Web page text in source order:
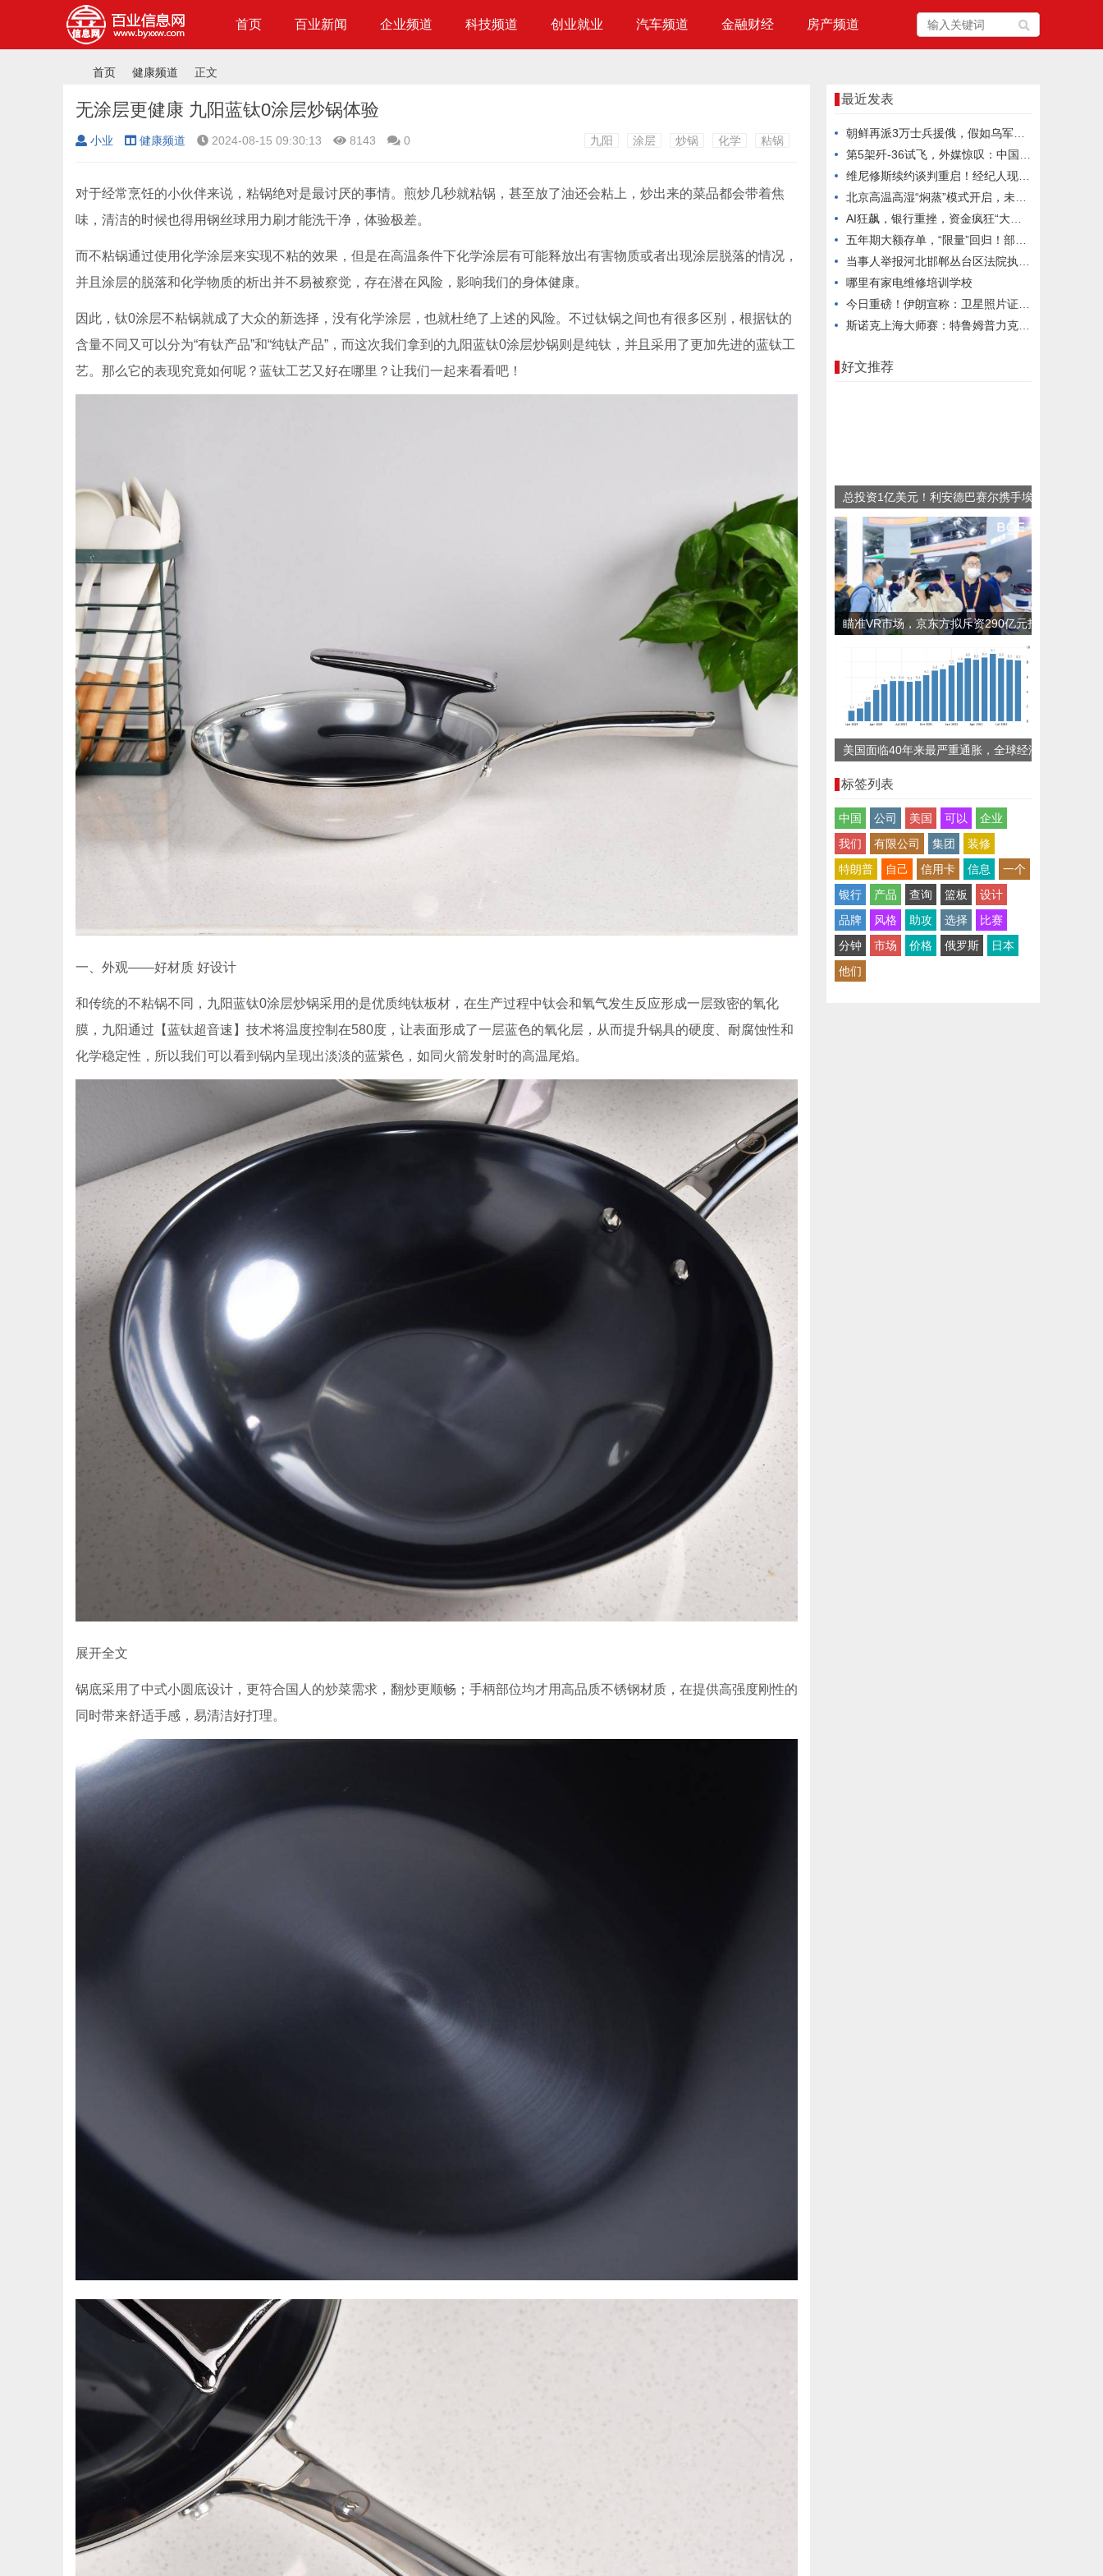
首页 百业新闻 企业频道 科技频道 创业就业 汽车频道 金融财经 房产频道
›
首页 健康频道
›
正文
无涂层更健康 九阳蓝钛0涂层炒锅体验
小业 健康频道 2024-08-15 09:30:13 8143 0 九阳 涂层 炒锅 化学 粘锅
对于经常烹饪的小伙伴来说，粘锅绝对是最讨厌的事情。煎炒几秒就粘锅，甚至放了油还会粘上，炒出来的菜品都会带着焦
味，清洁的时候也得用钢丝球用力刷才能洗干净，体验极差。
而不粘锅通过使用化学涂层来实现不粘的效果，但是在高温条件下化学涂层有可能释放出有害物质或者出现涂层脱落的情况，
并且涂层的脱落和化学物质的析出并不易被察觉，存在潜在风险，影响我们的身体健康。
因此，钛0涂层不粘锅就成了大众的新选择，没有化学涂层，也就杜绝了上述的风险。不过钛锅之间也有很多区别，根据钛的
含量不同又可以分为“有钛产品”和“纯钛产品”，而这次我们拿到的九阳蓝钛0涂层炒锅则是纯钛，并且采用了更加先进的蓝钛工
艺。那么它的表现究竟如何呢？蓝钛工艺又好在哪里？让我们一起来看看吧！
一、外观——好材质 好设计
和传统的不粘锅不同，九阳蓝钛0涂层炒锅采用的是优质纯钛板材，在生产过程中钛会和氧气发生反应形成一层致密的氧化
膜，九阳通过【蓝钛超音速】技术将温度控制在580度，让表面形成了一层蓝色的氧化层，从而提升锅具的硬度、耐腐蚀性和
化学稳定性，所以我们可以看到锅内呈现出淡淡的蓝紫色，如同火箭发射时的高温尾焰。
展开全文
锅底采用了中式小圆底设计，更符合国人的炒菜需求，翻炒更顺畅；手柄部位均才用高品质不锈钢材质，在提供高强度刚性的
同时带来舒适手感，易清洁好打理。
最近发表
朝鲜再派3万士兵援俄，假如乌军重创他们，金正恩会向乌克兰宣战吗？
第5架歼-36试飞，外媒惊叹：中国六代机2030年服役稳了？
维尼修斯续约谈判重启！经纪人现身巴尔德贝巴斯引发关注
北京高温高湿“焖蒸”模式开启，未来三天注意防暑
AI狂飙，银行重挫，资金疯狂“大挪移”
五年期大额存单，“限量”回归！部分银行已售罄
当事人举报河北邯郸丛台区法院执行局长低俗骚扰并索贿，官方通报：不当言论通话录音确系其本人，已停职处理
哪里有家电维修培训学校
今日重磅！伊朗宣称：卫星照片证实成功摧毁美军3架F-35A！特朗普被打的毫无招架之力
斯诺克上海大师赛：特鲁姆普力克威尔逊夺冠
好文推荐
总投资1亿美元！利安德巴赛尔携手埃
克森美孚等公司共同推进首家新型塑料
加工厂
瞄准VR市场，京东方拟斥资290亿元投
美国面临40年来最严重通胀，全球经济
标签列表
中国 公司 美国 可以
企业
我们
有限公司 集团
装修
特朗普
自己 信用卡 信息
一个
银行
产品 查询 篮板
设计
品牌
风格 助攻 选择
比赛
分钟
市场 价格 俄罗斯
日本
他们